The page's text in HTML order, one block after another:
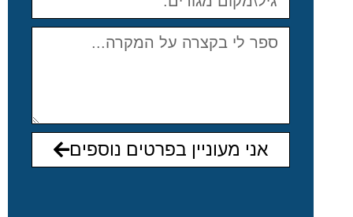
אני מעוניין בפרטים נוספים